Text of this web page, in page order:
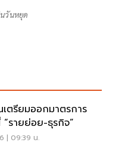
วันหยุด
เตรียมออกมาตรการ
รายย่อย-ธุรกิจ”
| 09:39 น.